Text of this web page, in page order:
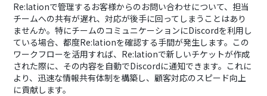
Re:lationで管理するお客様からのお問い合わせについて、担当
チームへの共有が遅れ、対応が後手に回ってしまうことはあり
ませんか。特にチームのコミュニケーションにDiscordを利用し
ている場合、都度Re:lationを確認する手間が発生します。この
ワークフローを活用すれば、Re:lationで新しいチケットが作成
された際に、その内容を自動でDiscordに通知できます。これに
より、迅速な情報共有体制を構築し、顧客対応のスピード向上
に貢献します。